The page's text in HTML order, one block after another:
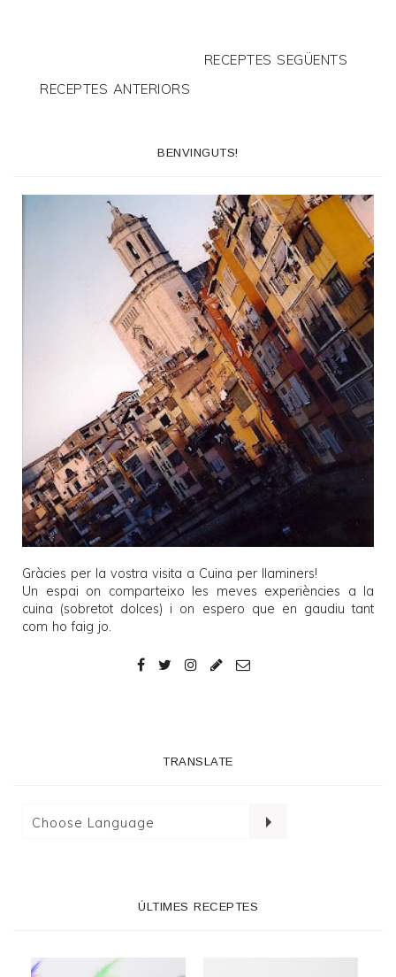
RECEPTES SEGÜENTS
RECEPTES ANTERIORS
BENVINGUTS!
Gràcies per la vostra visita a Cuina per llaminers!
Un espai on comparteixo les meves experiències a la
cuina (sobretot dolces) i on espero que en gaudiu tant
com ho faig jo.
TRANSLATE
ÚLTIMES RECEPTES